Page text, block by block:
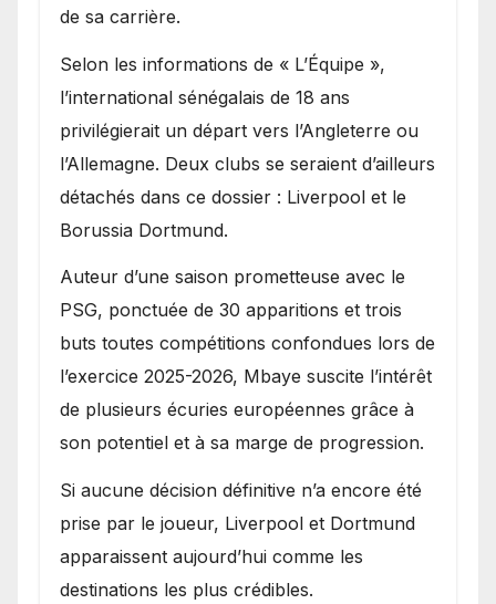
de sa carrière.
Selon les informations de « L’Équipe »,
l’international sénégalais de 18 ans
privilégierait un départ vers l’Angleterre ou
l’Allemagne. Deux clubs se seraient d’ailleurs
détachés dans ce dossier : Liverpool et le
Borussia Dortmund.
Auteur d’une saison prometteuse avec le
PSG, ponctuée de 30 apparitions et trois
buts toutes compétitions confondues lors de
l’exercice 2025-2026, Mbaye suscite l’intérêt
de plusieurs écuries européennes grâce à
son potentiel et à sa marge de progression.
Si aucune décision définitive n’a encore été
prise par le joueur, Liverpool et Dortmund
apparaissent aujourd’hui comme les
destinations les plus crédibles.